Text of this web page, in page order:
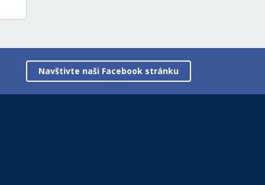
Navštivte naši Facebook stránku